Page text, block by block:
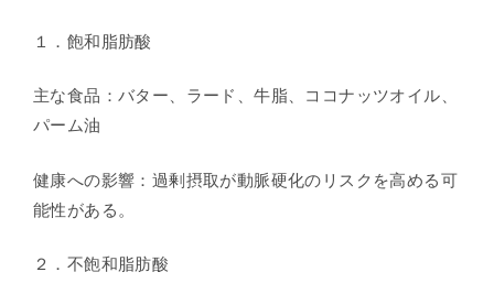
１．飽和脂肪酸
主な食品：バター、ラード、牛脂、ココナッツオイル、
パーム油
健康への影響：過剰摂取が動脈硬化のリスクを高める可
能性がある。
２．不飽和脂肪酸